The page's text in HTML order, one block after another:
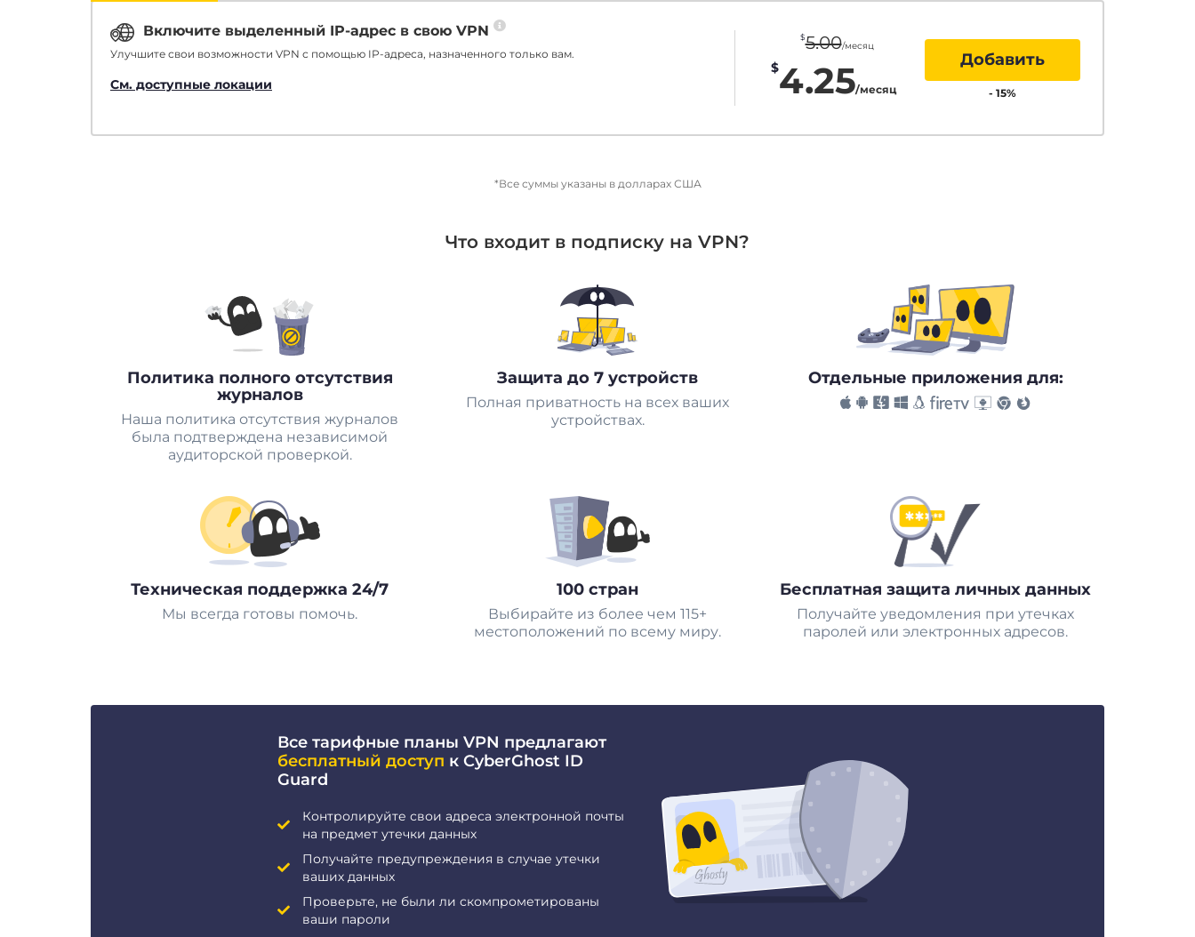
Включите выделенный IP-адрес в свою VPN
Улучшите свои возможности VPN с помощью IP-адреса, назначенного только вам.
См. доступные локации
$5.00/месяц
$4.25/месяц
Добавить
- 15%
*Все суммы указаны в долларах США
Что входит в подписку на VPN?
Политика полного отсутствия
журналов
Наша политика отсутствия журналов
была подтверждена независимой
аудиторской проверкой.
Защита до 7 устройств
Полная приватность на всех ваших
устройствах.
Отдельные приложения для:
Техническая поддержка 24/7
Мы всегда готовы помочь.
100 стран
Выбирайте из более чем 115+
местоположений по всему миру.
Бесплатная защита личных данных
Получайте уведомления при утечках
паролей или электронных адресов.
Все тарифные планы VPN предлагают
бесплатный доступ к CyberGhost ID
Guard
Контролируйте свои адреса электронной почты
на предмет утечки данных
Получайте предупреждения в случае утечки
ваших данных
Проверьте, не были ли скомпрометированы
ваши пароли